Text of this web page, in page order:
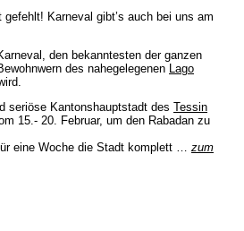
gefehlt! Karneval gibt’s auch bei uns am
den bekanntesten der ganzen
des nahegelegenen Lago
seriöse Kantonshauptstadt des Tessin
15.- 20. Februar, um den Rabadan zu
eine Woche die Stadt komplett … zum